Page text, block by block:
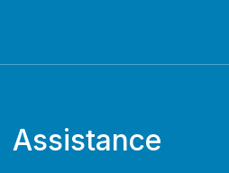
Assistance